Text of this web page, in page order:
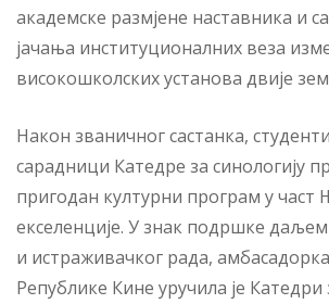
академске размјене наставника и
јачања институционалних веза
високошколских установа двије
Након званичног састанка,
сарадници Катедре за синологију
пригодан културни програм у част
екселенције. У знак подршке даљем
и истраживачког рада,
Републике Кине уручила је Катедри